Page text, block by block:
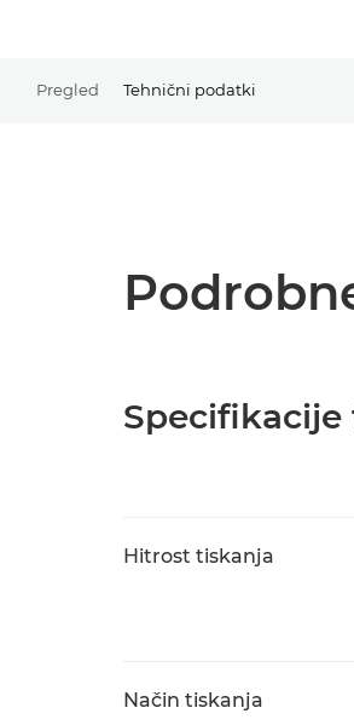
Pregled Tehnični podatki
Specifikacije
Hitrost tiskanja
Način tiskanja